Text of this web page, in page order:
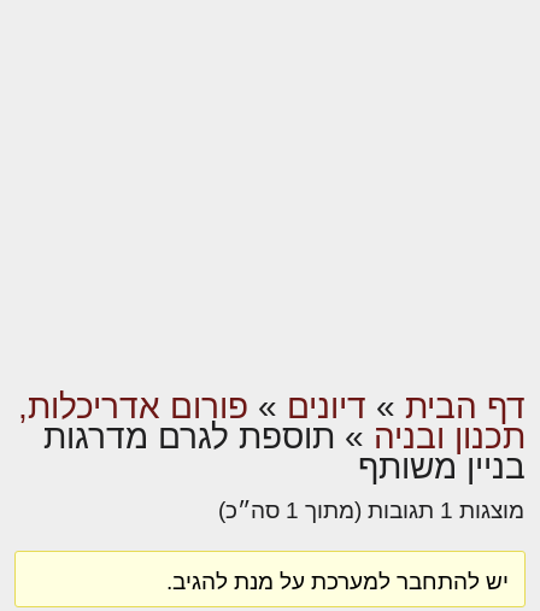
דף הבית » דיונים » פורום אדריכלות,
תכנון ובניה » תוספת לגרם מדרגות
בניין משותף
מוצגות 1 תגובות (מתוך 1 סה״כ)
יש להתחבר למערכת על מנת להגיב.